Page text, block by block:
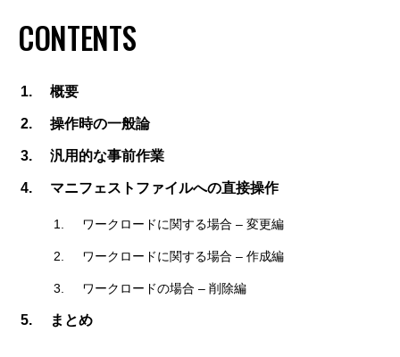
CONTENTS
概要
操作時の一般論
汎用的な事前作業
マニフェストファイルへの直接操作
ワークロードに関する場合 – 変更編
ワークロードに関する場合 – 作成編
ワークロードの場合 – 削除編
まとめ